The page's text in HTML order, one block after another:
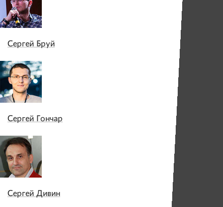
Сергей Бруй
Сергей Гончар
Сергей Дивин